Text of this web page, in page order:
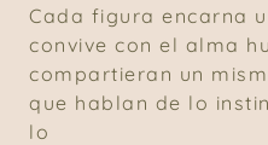
Cada figura encarna
convive con el alma
compartieran un
que hablan de lo
lo